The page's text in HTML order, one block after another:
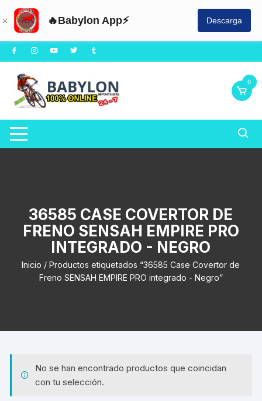
🔥Babylon App⚡ Descarga
Saltar
al
contenido
0
36585 CASE COVERTOR DE
FRENO SENSAH EMPIRE PRO
INTEGRADO - NEGRO
Inicio / Productos etiquetados “36585 Case Covertor de
Freno SENSAH EMPIRE PRO integrado - Negro”
No se han encontrado productos que coincidan
con tu selección.